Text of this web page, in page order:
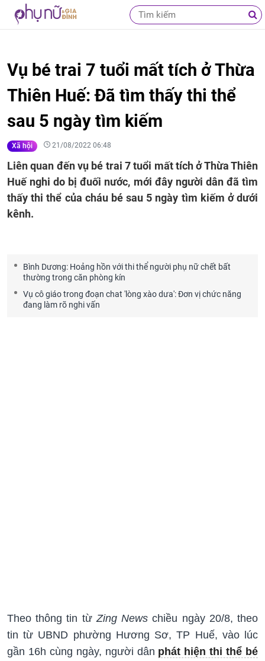
Vụ bé trai 7 tuổi mất tích ở Thừa
Thiên Huế: Đã tìm thấy thi thể
sau 5 ngày tìm kiếm
Xã hội 21/08/2022 06:48
Liên quan đến vụ bé trai 7 tuổi mất tích ở Thừa Thiên
Huế nghi do bị đuối nước, mới đây người dân đã tìm
thấy thi thể của cháu bé sau 5 ngày tìm kiếm ở dưới
kênh.
Bình Dương: Hoảng hồn với thi thể người phụ nữ chết bất
thường trong căn phòng kín
Vụ cô giáo trong đoạn chat 'lòng xào dưa': Đơn vị chức năng
đang làm rõ nghi vấn
Theo thông tin từ Zing News chiều ngày 20/8, theo
tin từ UBND phường Hương Sơ, TP Huế, vào lúc
gần 16h cùng ngày, người dân phát hiện thi thể bé